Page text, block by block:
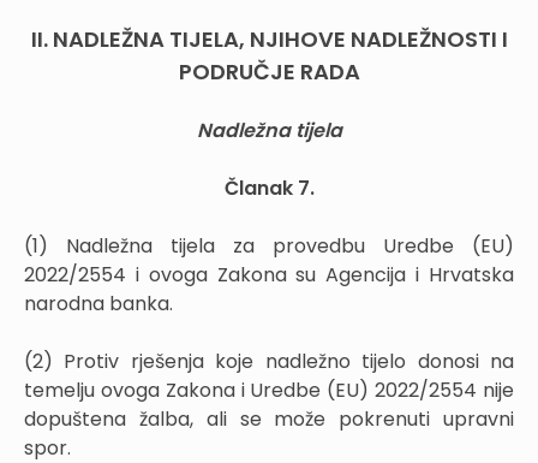
II. NADLEŽNA TIJELA, NJIHOVE NADLEŽNOSTI I
PODRUČJE RADA
Nadležna tijela
Članak 7.
(1) Nadležna tijela za provedbu Uredbe (EU)
2022/2554 i ovoga Zakona su Agencija i Hrvatska
narodna banka.
(2) Protiv rješenja koje nadležno tijelo donosi na
temelju ovoga Zakona i Uredbe (EU) 2022/2554 nije
dopuštena žalba, ali se može pokrenuti upravni
spor.